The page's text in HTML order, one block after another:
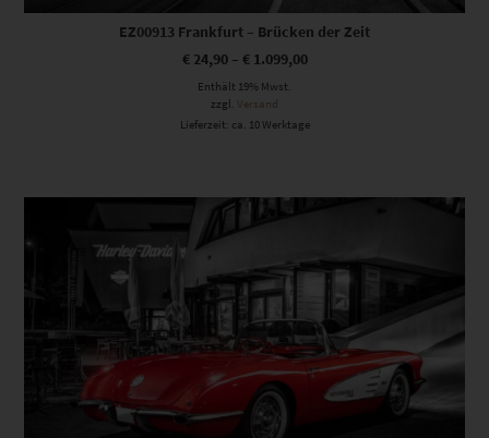
EZ00913 Frankfurt – Brücken der Zeit
€24,90– €1.099,00
Enthält 19% Mwst.
zzgl. Versand
Lieferzeit: ca. 10 Werktage
Dieses Produkt weist mehrere Varianten auf. Die Optionen können auf der Produktseite gewählt werden